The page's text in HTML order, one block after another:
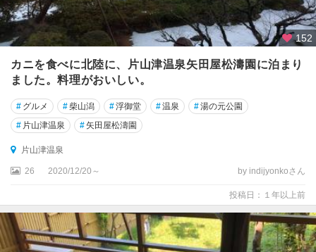
152
カニを食べに北陸に、片山津温泉矢田屋松濤園に泊まり
ました。料理がおいしい。
# グルメ #柴山潟 #浮御堂 #温泉 #湯の元公園
# 片山津温泉 #矢田屋松濤園
片山津温泉
26 2020/12/20～ by indijyonkoさん
投稿日：１年以上前